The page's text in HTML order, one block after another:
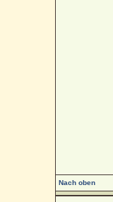
Nach oben